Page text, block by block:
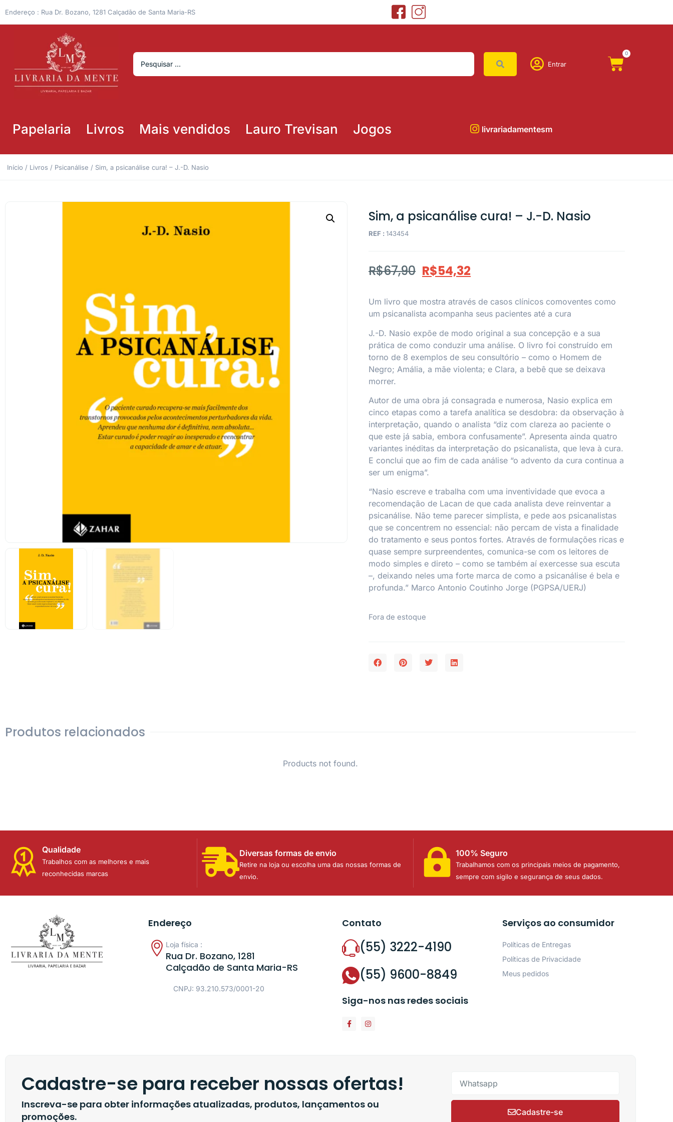
Endereço : Rua Dr. Bozano, 1281 Calçadão de Santa Maria-RS
Entrar
0
Papelaria Livros Mais vendidos Lauro Trevisan Jogos livrariadamentesm
Início / Livros / Psicanálise / Sim, a psicanálise cura! – J.-D. Nasio
Sim, a psicanálise cura! – J.-D. Nasio
REF : 143454
R$67,90 R$54,32
Um livro que mostra através de casos clínicos comoventes como
um psicanalista acompanha seus pacientes até a cura
J.-D. Nasio expõe de modo original a sua concepção e a sua
prática de como conduzir uma análise. O livro foi construído em
torno de 8 exemplos de seu consultório – como o Homem de
Negro; Amália, a mãe violenta; e Clara, a bebê que se deixava
morrer.
Autor de uma obra já consagrada e numerosa, Nasio explica em
cinco etapas como a tarefa analítica se desdobra: da observação à
interpretação, quando o analista “diz com clareza ao paciente o
que este já sabia, embora confusamente”. Apresenta ainda quatro
variantes inéditas da interpretação do psicanalista, que leva à cura.
E conclui que ao fim de cada análise “o advento da cura continua a
ser um enigma”.
“Nasio escreve e trabalha com uma inventividade que evoca a
recomendação de Lacan de que cada analista deve reinventar a
psicanálise. Não teme parecer simplista, e pede aos psicanalistas
que se concentrem no essencial: não percam de vista a finalidade
do tratamento e seus pontos fortes. Através de formulações ricas e
quase sempre surpreendentes, comunica-se com os leitores de
modo simples e direto – como se também aí exercesse sua escuta
–, deixando neles uma forte marca de como a psicanálise é bela e
profunda.” Marco Antonio Coutinho Jorge (PGPSA/UERJ)
Fora de estoque
Produtos relacionados
Products not found.
Qualidade
Trabalhos com as melhores e mais
reconhecidas marcas
Diversas formas de envio
Retire na loja ou escolha uma das nossas formas de
envio.
100% Seguro
Trabalhamos com os principais meios de pagamento,
sempre com sigilo e segurança de seus dados.
Endereço
Loja física :
Rua Dr. Bozano, 1281
Calçadão de Santa Maria-RS
CNPJ: 93.210.573/0001-20
Contato
(55) 3222-4190
(55) 9600-8849
Siga-nos nas redes sociais
Serviços ao consumidor
Políticas de Entregas
Políticas de Privacidade
Meus pedidos
Cadastre-se para receber nossas ofertas!
Inscreva-se para obter informações atualizadas, produtos, lançamentos ou
promoções.
Cadastre-se